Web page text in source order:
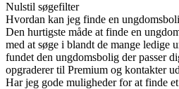
Nulstil søgefilter
Hvordan kan jeg finde en
Den hurtigste måde at finde en
med at søge i blandt de mange ledige
fundet den ungdomsbolig der passer
opgraderer til Premium og kontakter
Har jeg gode muligheder for at finde